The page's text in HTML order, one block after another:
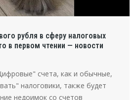
рубля в сферу налоговых
в первом чтении — новости
счета, как и обычные,
налоговики, также будет
недоимок со счетов